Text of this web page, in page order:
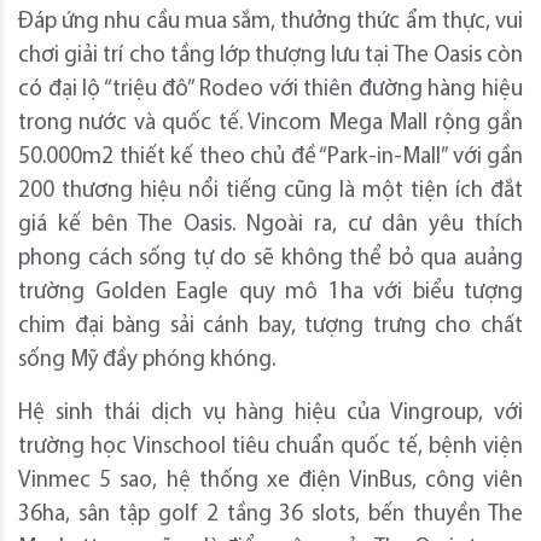
Đáp ứng nhu cầu mua sắm, thưởng thức ẩm thực, vui
chơi giải trí cho tầng lớp thượng lưu tại The Oasis còn
có đại lộ “triệu đô” Rodeo với thiên đường hàng hiệu
trong nước và quốc tế. Vincom Mega Mall rộng gần
50.000m2 thiết kế theo chủ đề “Park-in-Mall” với gần
200 thương hiệu nổi tiếng cũng là một tiện ích đắt
giá kế bên The Oasis. Ngoài ra, cư dân yêu thích
phong cách sống tự do sẽ không thể bỏ qua auảng
trường Golden Eagle quy mô 1ha với biểu tượng
chim đại bàng sải cánh bay, tượng trưng cho chất
sống Mỹ đầy phóng khóng.
Hệ sinh thái dịch vụ hàng hiệu của Vingroup, với
trường học Vinschool tiêu chuẩn quốc tế, bệnh viện
Vinmec 5 sao, hệ thống xe điện VinBus, công viên
36ha, sân tập golf 2 tầng 36 slots, bến thuyền The